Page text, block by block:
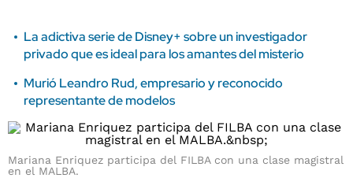
La adictiva serie de Disney+ sobre un investigador
privado que es ideal para los amantes del misterio
Murió Leandro Rud, empresario y reconocido
representante de modelos
Mariana Enriquez participa del FILBA con una clase magistral
en el MALBA.